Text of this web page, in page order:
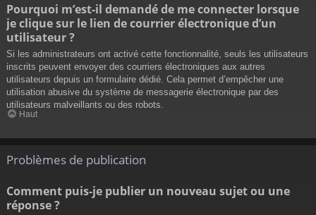
Pourquoi m’est-il demandé de me connecter lorsque
je clique sur le lien de courrier électronique d’un
utilisateur ?
Si les administrateurs ont activé cette fonctionnalité, seuls les utilisateurs
inscrits peuvent envoyer des courriers électroniques aux autres
utilisateurs depuis un formulaire dédié. Cela permet d’empêcher une
utilisation abusive du système de messagerie électronique par des
utilisateurs malveillants ou des robots.
Haut
Problèmes de publication
Comment puis-je publier un nouveau sujet ou une
réponse ?